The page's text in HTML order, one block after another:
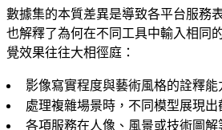
數據集的本質差異是導致各平台服務
也解釋了為何在不同工具中輸入相同
覺效果往往大相徑庭：
影像寫實程度與藝術風格的詮釋
處理複雜場景時，不同模型展現
各項服務在人像、風景或技術圖